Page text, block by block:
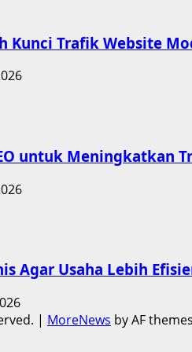
Kunci Trafik Website
untuk Meningkatkan
Agar Usaha Lebih
| MoreNews by AF